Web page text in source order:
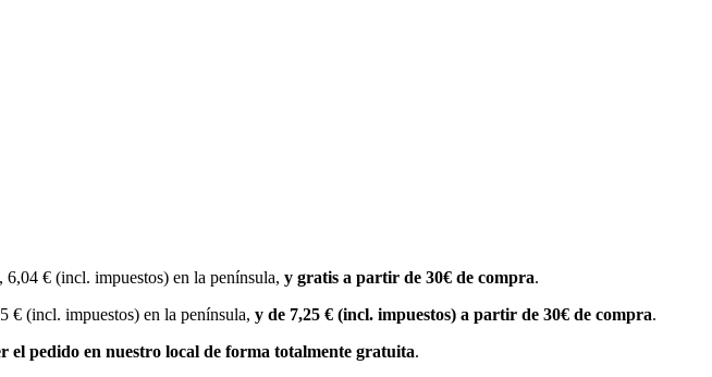
€ (incl. impuestos) en la península, y gratis a partir de 30€ de compra.
€ (incl. impuestos) en la península, y de 7,25 € (incl. impuestos) a partir de 30€ de compra.
el pedido en nuestro local de forma totalmente gratuita.